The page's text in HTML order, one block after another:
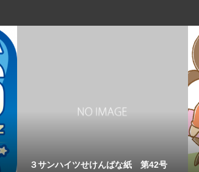
３サンハイツせけんばな紙 第42号